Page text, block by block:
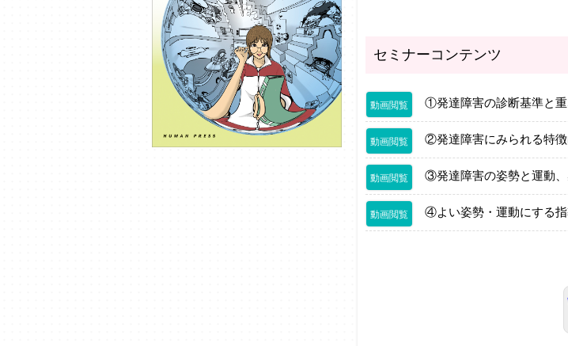
セミナーコンテンツ
動画閲覧 ①発達障害の診断基準と
動画閲覧 ②発達障害にみられる特
動画閲覧 ③発達障害の姿勢と運動
動画閲覧 ④よい姿勢・運動にする